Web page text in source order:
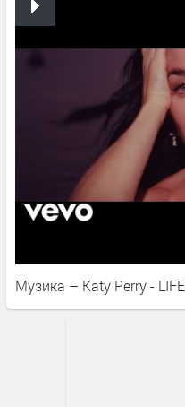
Музика – Katy Perry -